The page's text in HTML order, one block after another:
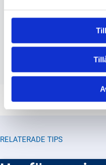
När behöver jag
förhållande till
utgångsdatum, och
Transportstyrelsens
RELATERADE TIPS